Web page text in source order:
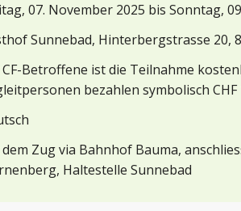
07. November 2025 bis Sonntag,
Sunnebad, Hinterbergstrasse 20,
CF-Betroffene ist die Teilnahme
bezahlen symbolisch CHF
Zug via Bahnhof Bauma,
Haltestelle Sunnebad